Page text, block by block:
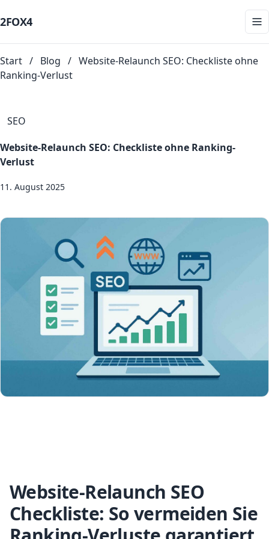
2FOX4
Start / Blog / Website-Relaunch SEO: Checkliste ohne
Ranking-Verlust
SEO
Website-Relaunch SEO: Checkliste ohne Ranking-
Verlust
11. August 2025
Website-Relaunch SEO
Checkliste: So vermeiden Sie